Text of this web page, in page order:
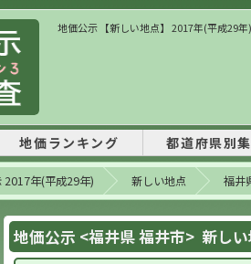
地価公示 【新しい地点】 2017年(平成29
地価ランキング 都道府県別
2017年(平成29年) 新しい地点 福井
地価公示 <福井県 福井市> 新し